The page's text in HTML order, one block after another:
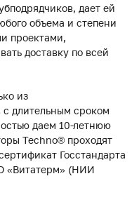
дает ей
объема и степени
проектами,
доставку по всей
из
длительным сроком
даем 10-летнюю
Techno® проходят
Госстандарта
«Витатерм» (НИИ